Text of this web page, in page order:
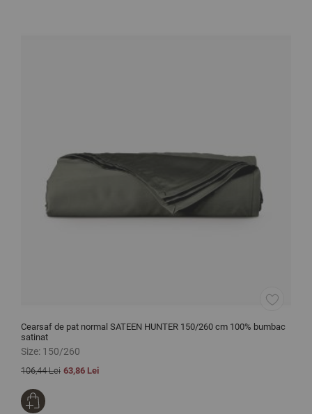
Cearsaf de pat normal SATEEN HUNTER 150/260 cm 100% bumbac
satinat
Size: 150/260
106,44 Lei 63,86 Lei